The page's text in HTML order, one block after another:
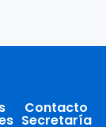
Contacto
Secretaría